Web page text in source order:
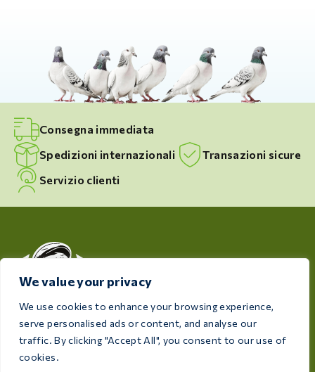
We value your privacy
We use cookies to enhance your browsing experience,
serve personalised ads or content, and analyse our
traffic. By clicking "Accept All", you consent to our use of
cookies.
Consegna immediata
Spedizioni internazionali
Transazioni sicure
Servizio clienti
Impegnata a garantire la salute e il benessere dei vostri
uccelli, Care 4 Birds offre prodotti di alta qualità
pensati per soddisfare le esigenze di ogni allevatore e